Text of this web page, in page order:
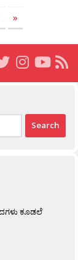
»
ಕೂಡಲೆ